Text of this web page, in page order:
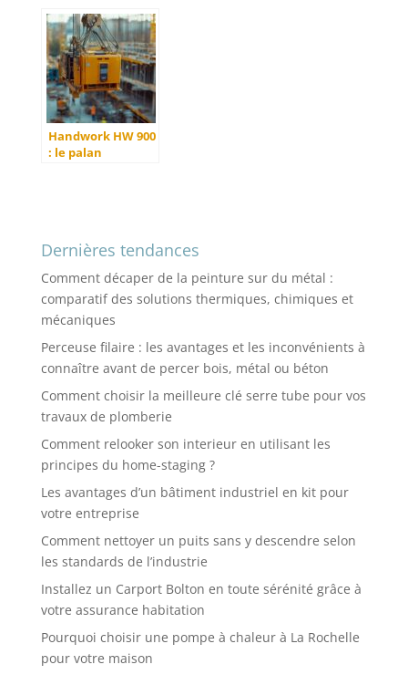
pour vos besoins
Handwork HW 900
: le palan
Dernières tendances
Comment décaper de la peinture sur du métal :
comparatif des solutions thermiques, chimiques et
mécaniques
Perceuse filaire : les avantages et les inconvénients à
connaître avant de percer bois, métal ou béton
Comment choisir la meilleure clé serre tube pour vos
travaux de plomberie
Comment relooker son interieur en utilisant les
principes du home-staging ?
Les avantages d’un bâtiment industriel en kit pour
votre entreprise
Comment nettoyer un puits sans y descendre selon
les standards de l’industrie
Installez un Carport Bolton en toute sérénité grâce à
votre assurance habitation
Pourquoi choisir une pompe à chaleur à La Rochelle
pour votre maison